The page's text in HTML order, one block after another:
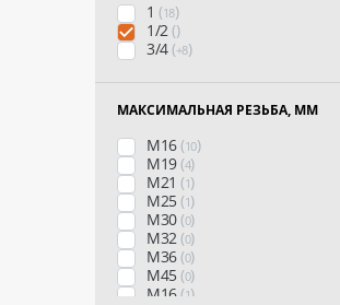
1 (18)
1/2()
3/4(+8)
МАКСИМАЛЬНАЯ РЕЗЬБА, ММ
M16(10)
M19(4)
M21 (1)
M25(1)
M30(0)
M32(0)
M36(0)
M45(0)
М16(1)